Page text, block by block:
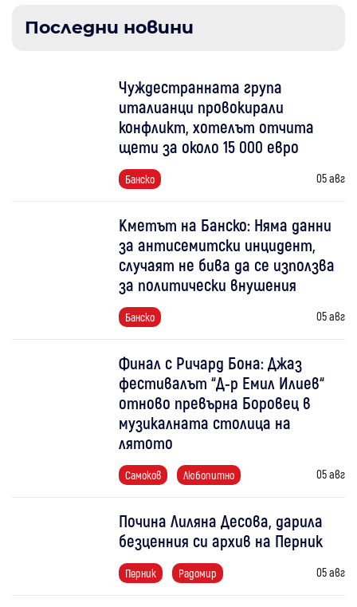
Последни новини
Чуждестранната група
италианци провокирали
конфликт, хотелът отчита
щети за около 15 000 евро
Банско 05 авг
Кметът на Банско: Няма данни
за антисемитски инцидент,
случаят не бива да се използва
за политически внушения
Банско 05 авг
Финал с Ричард Бона: Джаз
фестивалът “Д-р Емил Илиев“
отново превърна Боровец в
музикалната столица на
лятото
Самоков Любопитно 05 авг
Почина Лиляна Десова, дарила
безценния си архив на Перник
Перник Радомир 05 авг